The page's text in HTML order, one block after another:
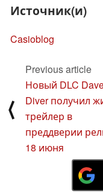
Источник(и)
Casioblog
⟨
Previous article
Новый DLC
Diver получил
трейлер в
преддверии
18 июня